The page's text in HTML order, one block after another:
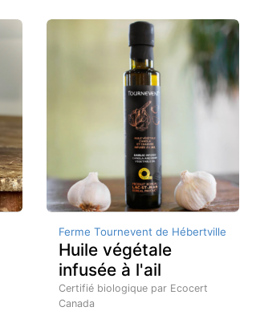
Ferme Tournevent de Hébertville
Huile végétale
infusée à l'ail
Certifié biologique par Ecocert
Canada